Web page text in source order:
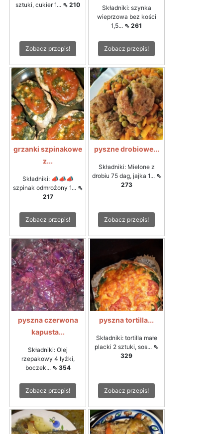
sztuki, cukier 1... ⇖ 210
Zobacz przepis!
Składniki: szynka
wieprzowa bez kości
1,5... ⇖ 261
Zobacz przepis!
grzanki szpinakowe
z...
Składniki: 📣📣📣
szpinak odmrożony 1... ⇖
217
Zobacz przepis!
pyszne drobiowe...
Składniki: Mielone z
drobiu 75 dag, jajka 1... ⇖
273
Zobacz przepis!
pyszna czerwona
kapusta...
Składniki: Olej
rzepakowy 4 łyżki,
boczek... ⇖ 354
Zobacz przepis!
pyszna tortilla...
Składniki: tortilla małe
placki 2 sztuki, sos... ⇖
329
Zobacz przepis!